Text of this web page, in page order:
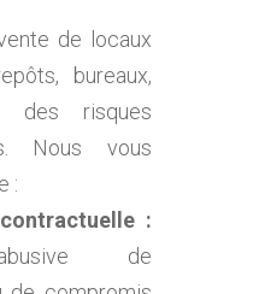
de locaux
bureaux,
des risques
Nous vous
:
:
de